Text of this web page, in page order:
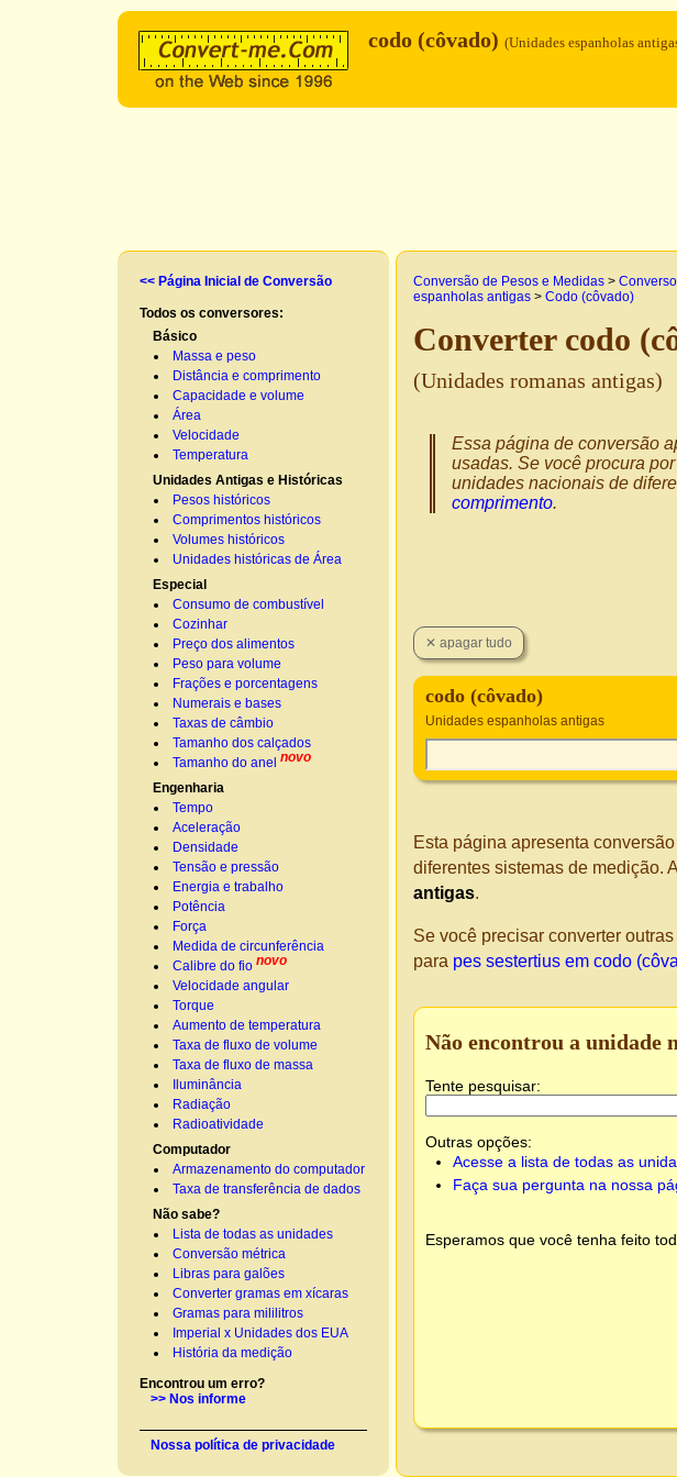
codo (côvado) (Unidades espanholas
<< Página Inicial de Conversão
Todos os conversores:
Básico
Massa e peso
Distância e comprimento
Capacidade e volume
Área
Velocidade
Temperatura
Unidades Antigas e Históricas
Pesos históricos
Comprimentos históricos
Volumes históricos
Unidades históricas de Área
Especial
Consumo de combustível
Cozinhar
Preço dos alimentos
Peso para volume
Frações e porcentagens
Numerais e bases
Taxas de câmbio
Tamanho dos calçados
Tamanho do anel novo
Engenharia
Tempo
Aceleração
Densidade
Tensão e pressão
Energia e trabalho
Potência
Força
Medida de circunferência
Calibre do fio novo
Velocidade angular
Torque
Aumento de temperatura
Taxa de fluxo de volume
Taxa de fluxo de massa
Iluminância
Radiação
Radioatividade
Computador
Armazenamento do computador
Taxa de transferência de dados
Não sabe?
Lista de todas as unidades
Conversão métrica
Libras para galões
Converter gramas em xícaras
Gramas para mililitros
Imperial x Unidades dos EUA
História da medição
Encontrou um erro?
>> Nos informe
Nossa política de privacidade
Conversão de Pesos e Medidas >
espanholas antigas > Codo (côvado)
Converter codo
(Unidades romanas antigas)
Essa página de conversão
usadas. Se você procura
unidades nacionais de
comprimento.
codo (côvado)
Unidades espanholas antigas
Esta página apresenta
diferentes sistemas de medição.
antigas.
Se você precisar converter
para pes sestertius em codo
Não encontrou a unidade
Tente pesquisar:
Outras opções:
Acesse a lista de todas as
Faça sua pergunta na nossa
Esperamos que você tenha feito